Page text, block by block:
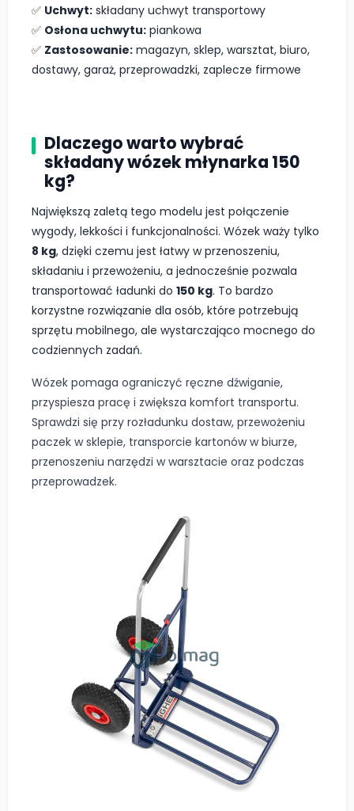
✅ Uchwyt: składany uchwyt transportowy
✅ Osłona uchwytu: piankowa
✅ Zastosowanie: magazyn, sklep, warsztat, biuro,
dostawy, garaż, przeprowadzki, zaplecze firmowe
Dlaczego warto wybrać
składany wózek młynarka 150
kg?
Największą zaletą tego modelu jest połączenie
wygody, lekkości i funkcjonalności. Wózek waży tylko
8 kg, dzięki czemu jest łatwy w przenoszeniu,
składaniu i przewożeniu, a jednocześnie pozwala
transportować ładunki do 150 kg. To bardzo
korzystne rozwiązanie dla osób, które potrzebują
sprzętu mobilnego, ale wystarczająco mocnego do
codziennych zadań.
Wózek pomaga ograniczyć ręczne dźwiganie,
przyspiesza pracę i zwiększa komfort transportu.
Sprawdzi się przy rozładunku dostaw, przewożeniu
paczek w sklepie, transporcie kartonów w biurze,
przenoszeniu narzędzi w warsztacie oraz podczas
przeprowadzek.